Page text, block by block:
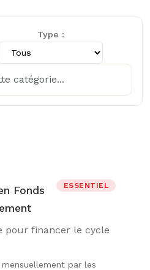
Type :
Fonds
ESSENTIEL
pour financer le cycle
par les